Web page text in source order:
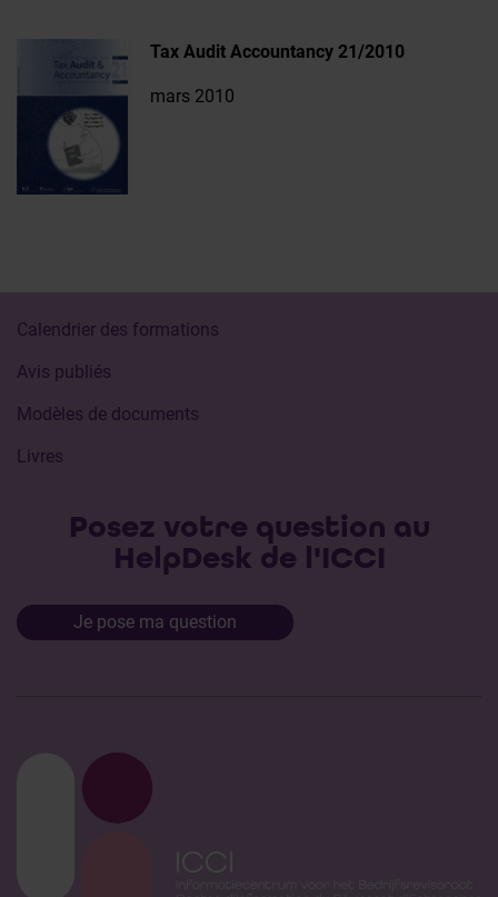
Tax Audit Accountancy 21/2010
mars 2010
Calendrier des formations
Avis publiés
Modèles de documents
Livres
Posez votre question au
HelpDesk de l'ICCI
Je pose ma question